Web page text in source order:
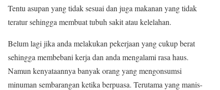
Tentu asupan yang tidak sesuai dan juga makanan yang tidak
teratur sehingga membuat tubuh sakit atau kelelahan.
Belum lagi jika anda melakukan pekerjaan yang cukup berat
sehingga membebani kerja dan anda mengalami rasa haus.
Namun kenyataannya banyak orang yang mengonsumsi
minuman sembarangan ketika berpuasa. Terutama yang manis-